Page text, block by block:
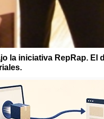
la iniciativa RepRap. El